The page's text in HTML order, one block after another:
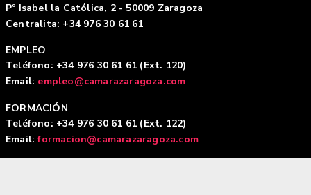
Pº Isabel la Católica, 2 - 50009 Zaragoza
Centralita: +34 976 30 61 61
EMPLEO
Teléfono: +34 976 30 61 61 (Ext. 120)
Email: empleo@camarazaragoza.com
FORMACIÓN
Teléfono: +34 976 30 61 61 (Ext. 122)
Email:formacion@camarazaragoza.com